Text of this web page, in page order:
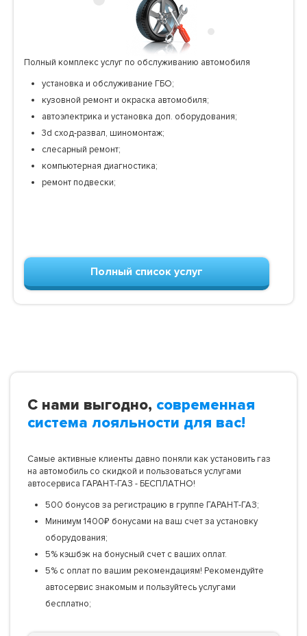
Полный комплекс услуг по обслуживанию автомобиля
установка и обслуживание ГБО;
кузовной ремонт и окраска автомобиля;
автоэлектрика и установка доп. оборудования;
3d сход-развал, шиномонтаж;
слесарный ремонт;
компьютерная диагностика;
ремонт подвески;
Полный список услуг
С нами выгодно, современная
система лояльности для вас!
Самые активные клиенты давно поняли как установить газ
на автомобиль со скидкой и пользоваться услугами
автосервиса ГАРАНТ-ГАЗ - БЕСПЛАТНО!
500 бонусов за регистрацию в группе ГАРАНТ-ГАЗ;
Минимум 1400₽ бонусами на ваш счет за установку
оборудования;
5% кэшбэк на бонусный счет с ваших оплат.
5% с оплат по вашим рекомендациям! Рекомендуйте
автосервис знакомым и пользуйтесь услугами
бесплатно;